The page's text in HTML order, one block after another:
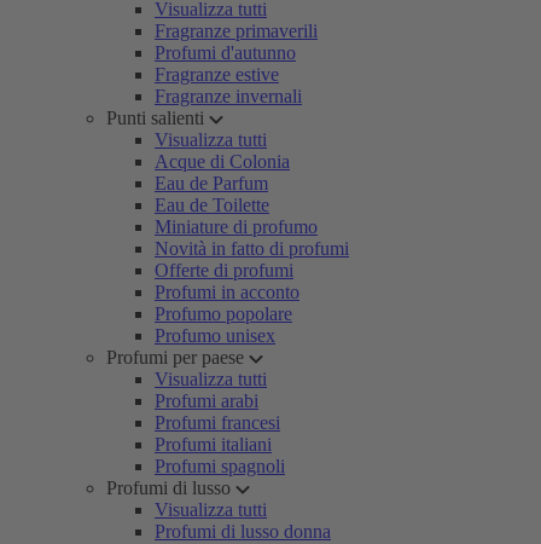
Visualizza tutti
Fragranze primaverili
Profumi d'autunno
Fragranze estive
Fragranze invernali
Punti salienti
Visualizza tutti
Acque di Colonia
Eau de Parfum
Eau de Toilette
Miniature di profumo
Novità in fatto di profumi
Offerte di profumi
Profumi in acconto
Profumo popolare
Profumo unisex
Profumi per paese
Visualizza tutti
Profumi arabi
Profumi francesi
Profumi italiani
Profumi spagnoli
Profumi di lusso
Visualizza tutti
Profumi di lusso donna